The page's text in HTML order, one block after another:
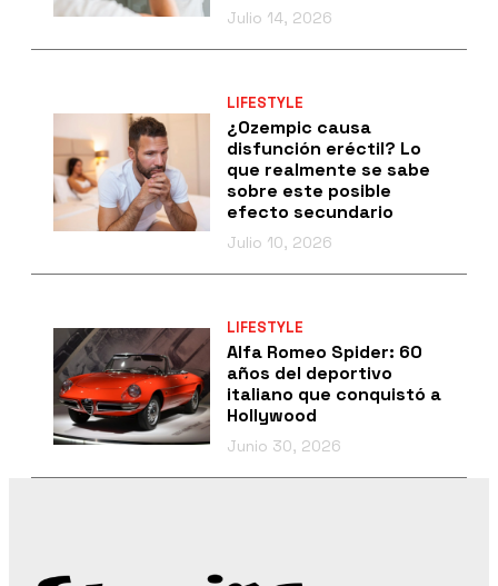
Julio 14, 2026
LIFESTYLE
¿Ozempic causa
disfunción eréctil? Lo
que realmente se sabe
sobre este posible
efecto secundario
Julio 10, 2026
LIFESTYLE
Alfa Romeo Spider: 60
años del deportivo
italiano que conquistó a
Hollywood
Junio 30, 2026